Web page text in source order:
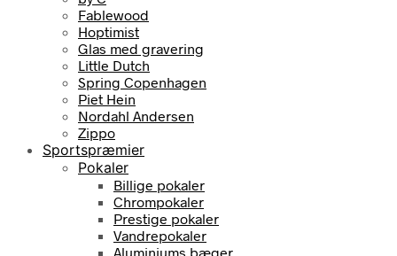
Fablewood
Hoptimist
Glas med gravering
Little Dutch
Spring Copenhagen
Piet Hein
Nordahl Andersen
Zippo
Sportspræmier
Pokaler
Billige pokaler
Chrompokaler
Prestige pokaler
Vandrepokaler
Aluminiums bæger